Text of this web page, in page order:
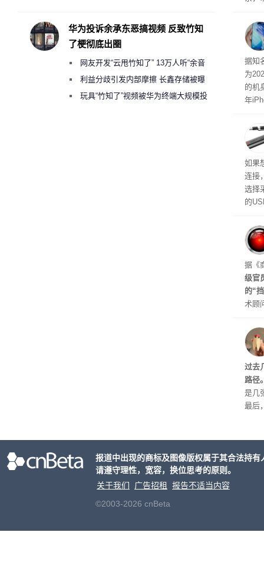
的
突
据知
为
的机
年
如果
连接
选择
的
不
在华
些
起
据《
级官
的“
术顾
划
公司
原
起来
过去
路径
是几
最后
华为投诉余承东恶搞视频 反致竹知
了梗彻底出圈
网友开发“云甩竹知了” 13万人听“余音
绕梁”利益分歧引发内部摩擦 长鑫存储被曝
曾将华为驻场工程师驱逐出研发基地
玩具“竹知了”视频被华为终端大规模投
报道中出现的商标及图像版权属于其合法持
请遵守理性，宽容，换位思考的原则。
关于我们
广告招租
报告不适当内容
©2003-2026 cnBeta